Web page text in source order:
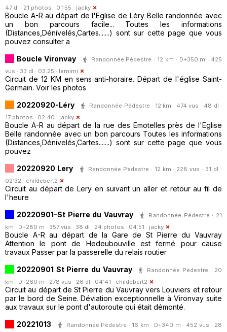
47 dl · 21 photos · 01:55 · jacky
Boucle A-R au départ de l'Eglise de Léry Belle randonnée avec
un bon parcours facile... Toutes les informations
(Distances,Dénivelés,Cartes.......) sont sur cette page que vous
pouvez consulter a
Boucle Vironvay
Randonnée Pédestre · 12 km · D+350 m · 425
vus · 33 dl · 03:25 · lemimi
Circuit de 12 KM en sens anti-horaire. Départ de l'église Saint-
Germain. Voir les photos
20220920-Léry
Randonnée Pédestre · 12 km · 474 vus · 48 dl ·
17 photos · 02:40 · jacky
Boucle A-R au départ de la rue des Emotelles près de l'Eglise
Belle randonnée avec un bon parcours Toutes les informations
(Distances,Dénivelés,Cartes.......) sont sur cette page que vous
pouvez
20220920 Lery
Randonnée Pédestre · 12 km · 228 vus · 31 dl ·
02:32 · childebert2
Circuit au départ de Lery en suivant un aller et retour au fil de
l'heure
20220901-St Pierre du Vauvray
Randonnée Pédestre · 21
km · D+280 m · 357 vus · 38 dl · 24 photos · 04:51 · jacky
Boucle A-R au départ de la Gare de St Pierre du Vauvray
Attention le pont de Hedeubouville est fermé pour cause
travaux Passer par la passerelle du relais routier
20220901 St Pierre du Vauvray
Randonnée Pédestre · 20
km · D+260 m · 278 vus · 26 dl · 04:41 · childebert2
Circuit au départ de St Pierre du Vauvray vers Louviers et retour
par le bord de Seine. Déviation exceptionnelle à Vironvay suite
aux travaux sur le pont d'autoroute qui était démonté.
20221013
Randonnée Pédestre · 16 km · D+340 m · 452 vus · 28